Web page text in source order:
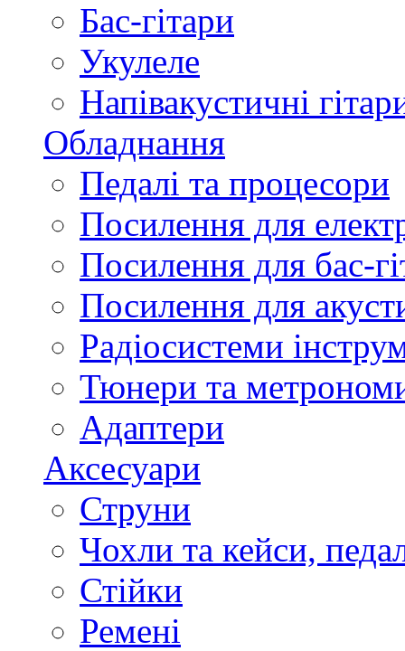
Бас-гітари
Укулеле
Напівакустичні
Обладнання
Педалі та процесори
Посилення для
Посилення для бас-
Посилення для
Радіосистеми
Тюнери та
Адаптери
Аксесуари
Струни
Чохли та кейси,
Стійки
Ремені